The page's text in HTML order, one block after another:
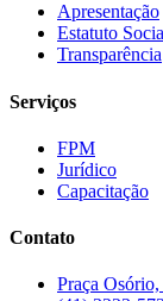
Apresentação
Estatuto
Transparência
Serviços
FPM
Jurídico
Capacitação
Contato
Praça